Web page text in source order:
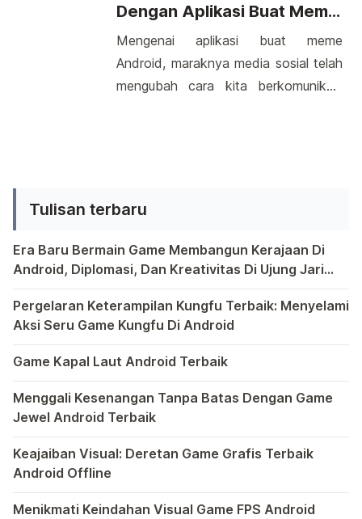
[…]
beragam ponsel Android yang
Dengan harga yang bersaing, ponsel
Android Nokia menawarkan berbagai
spesifikasi yang menarik perhatian
Dengan Aplikasi Buat Meme
Android
Mengenai aplikasi buat meme
Android, maraknya media sosial telah
mengubah cara kita berkomunikasi
ini, banyak aplikasi Android tersedia
untuk membantu Anda membuat
meme dengan cepat dan mudah.
Aplikasi […]
Tulisan terbaru
Era Baru Bermain Game Membangun Kerajaan Di
Android, Diplomasi, Dan Kreativitas Di Ujung Jari
Anda
Bermain game di platform Android telah menjadi bagian
Pergelaran Keterampilan Kungfu Terbaik: Menyelami
Aksi Seru Game Kungfu Di Android
Dunia game selalu menawarkan pengalaman yang
Game Kapal Laut Android Terbaik
Di dunia game Android yang kaya dengan berbagai jenis
Menggali Kesenangan Tanpa Batas Dengan Game
Jewel Android Terbaik
Dalam hiruk-pikuk dunia game Android, ada satu genre
Keajaiban Visual: Deretan Game Grafis Terbaik
Android Offline
Ponsel pintar telah mengubah cara kita bermain game,
Menikmati Keindahan Visual Game FPS Android